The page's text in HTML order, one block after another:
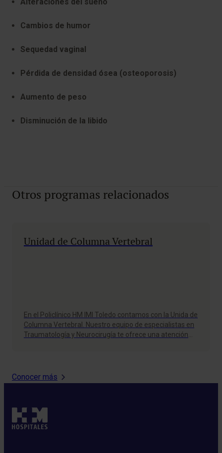
Cambios de humor
Sequedad vaginal
Pérdida de densidad ósea (osteoporosis)
Aumento de peso
Disminución de la libido
Otros programas relacionados
Unidad de Columna Vertebral
En el Policlínico HM IMI Toledo contamos con la Unida de
Columna Vertebral. Nuestro equipo de especialistas en
Traumatología y Neurocirugía te ofrece una atención
Conocer más